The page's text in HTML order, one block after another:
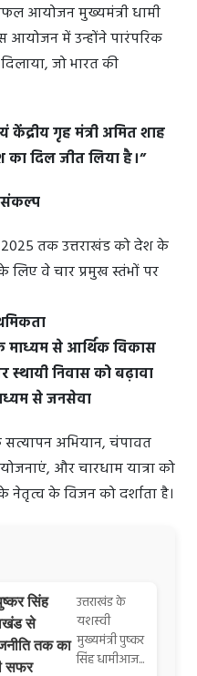
आयोजन मुख्यमंत्री धामी
में उन्होंने पारंपरिक
जो भारत की
गृह मंत्री अमित शाह
दिल जीत लिया है।”
संकल्प
2025 तक उत्तराखंड को देश के
लिए वे चार प्रमुख स्तंभों पर
माध्यम से आर्थिक विकास
स्थायी निवास को बढ़ावा
से जनसेवा
सत्यापन अभियान, चंपावत
और चारधाम यात्रा को
के विजन को दर्शाता है।
सिंह
से
तक का
सफर
उत्तराखंड के
यशस्वी
मुख्यमंत्री पुष्कर
सिंह धामीआज...